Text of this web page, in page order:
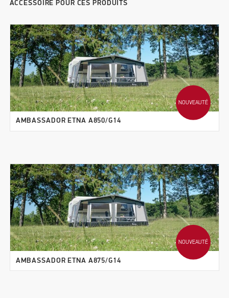
ACCESSOIRE POUR CES PRODUITS
NOUVEAUTÉ
AMBASSADOR ETNA A850/G14
NOUVEAUTÉ
AMBASSADOR ETNA A875/G14